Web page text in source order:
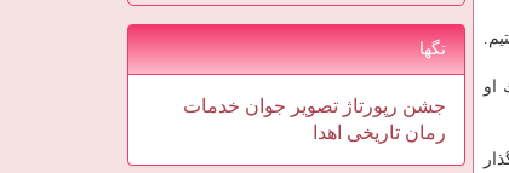
او
تگها
جشن رپورتاژ تصویر جوان خدمات
رمان تاریخی اهدا